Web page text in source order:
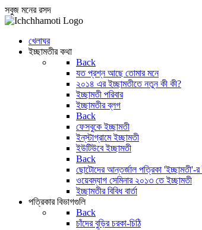
সবুজ মনের রসদ
খেলাঘর
ইচ্ছামতীর কথা
Back
যত প্রশ্ন আছে তোমার মনে
২০১৪ এর ইচ্ছামতীতে নতুন কী কী?
ইচ্ছামতী পরিবার
ইচ্ছামতীর ব্লগ
Back
ফেসবুকে ইচ্ছামতী
ইন্‌স্টাগ্রামে ইচ্ছামতী
ইউটিউবে ইচ্ছামতী
Back
ছোটোদের আন্তর্জাল পত্রিকা 'ইচ্ছামতী'-র
ওয়েবম্যাগ সেমিনার ২০১৩ তে ইচ্ছামতী
ইচ্ছামতীর বিবিধ বার্তা
পত্রিকার বিভাগগুলি
Back
চাঁদের বুড়ির চরকা-চিঠি